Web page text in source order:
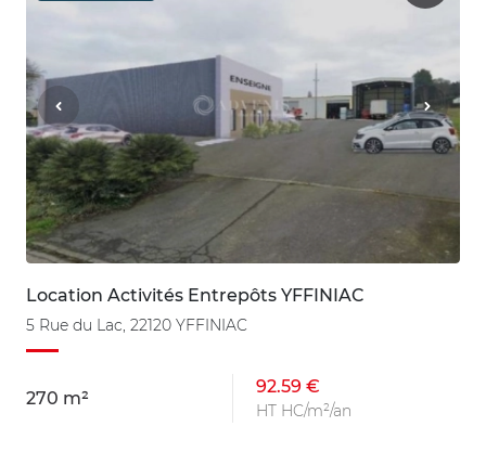
Location Activités Entrepôts YFFINIAC
5 Rue du Lac, 22120 YFFINIAC
270 m²
92.59 €
HT HC/m²/an